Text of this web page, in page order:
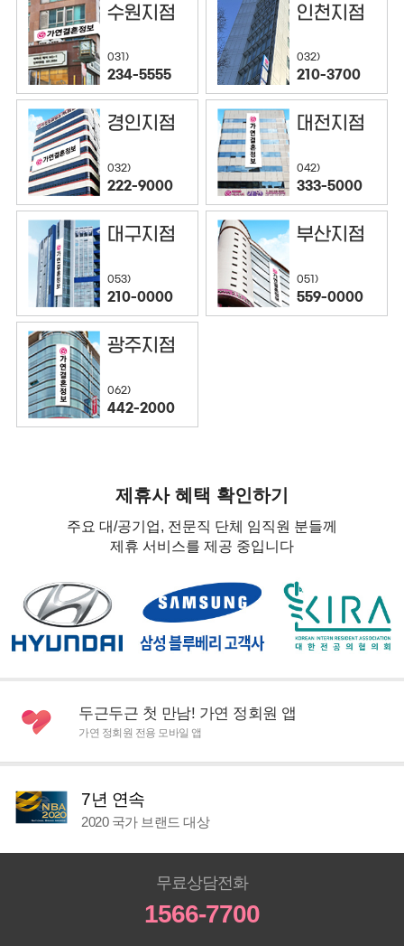
수원지점
031)
234-5555
인천지점
032)
210-3700
경인지점
032)
222-9000
대전지점
042)
333-5000
대구지점
053)
210-0000
부산지점
051)
559-0000
광주지점
062)
442-2000
제휴사 혜택 확인하기
주요 대/공기업, 전문직 단체 임직원 분들께
제휴 서비스를 제공 중입니다
두근두근 첫 만남! 가연 정회원 앱
가연 정회원 전용 모바일 앱
7년 연속
2020 국가 브랜드 대상
무료상담전화
1566-7700